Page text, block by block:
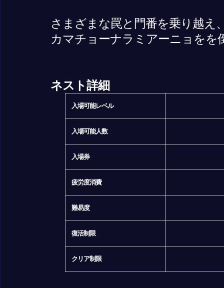
さまざまな罠と門番を乗り越え
カマチョーナラミアーニョをを
ネスト詳細
入場可能レベル
入場可能人数
入場券
疲労度消費
難易度
復活制限
クリア制限